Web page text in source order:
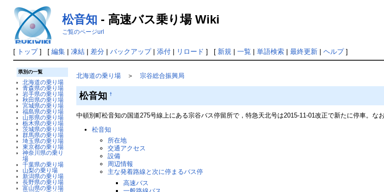
松音知 - 高速バス乗り場 Wiki
ご覧のページurl
[ トップ] [ 編集| 凍結| 差分| バックアップ| 添付| リロード ] [ 新規 | 一覧| 単語検索| 最終更新| ヘルプ]
県別の一覧
北海道の乗り場
青森県の乗り場
岩手県の乗り場
秋田県の乗り場
宮城県の乗り場
福島県の乗り場
山形県の乗り場
栃木県の乗り場
茨城県の乗り場
群馬県の乗り場
埼玉県の乗り場
東京都の乗り場
神奈川県の乗り
場
千葉県の乗り場
山梨の乗り場
新潟県の乗り場
長野県の乗り場
富山県の乗り場
北海道の乗り場 ＞宗谷総合振興局
松音知†
中頓別町松音知の国道275号線上にある宗谷バス停留所で，特急天北号は2015-11-01改正で新たに停車。な
松音知
所在地
交通アクセス
設備
周辺情報
主な発着路線と次に停まるバス停
高速バス